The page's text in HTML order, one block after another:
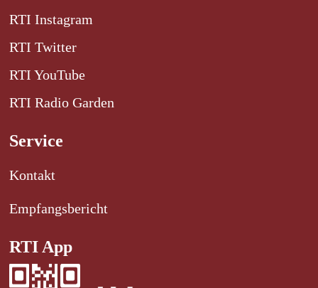
RTI Instagram
RTI Twitter
RTI YouTube
RTI Radio Garden
Service
Kontakt
Empfangsbericht
RTI App